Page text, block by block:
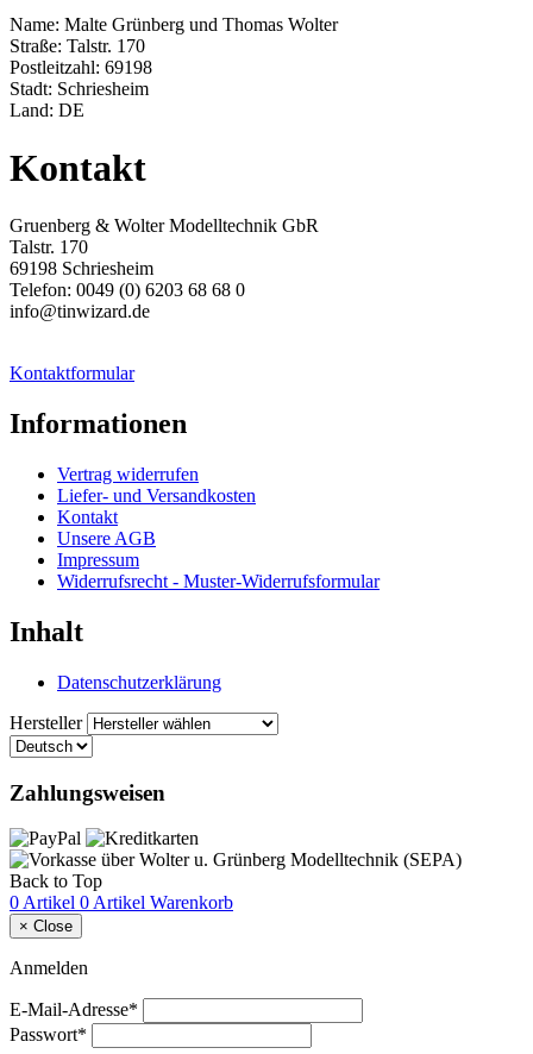
Name: Malte Grünberg und Thomas Wolter
Straße: Talstr. 170
Postleitzahl: 69198
Stadt: Schriesheim
Land: DE
Kontakt
Gruenberg & Wolter Modelltechnik GbR
Talstr. 170
69198 Schriesheim
Telefon: 0049 (0) 6203 68 68 0
info@tinwizard.de
Kontaktformular
Informationen
Vertrag widerrufen
Liefer- und Versandkosten
Kontakt
Unsere AGB
Impressum
Widerrufsrecht - Muster-Widerrufsformular
Inhalt
Datenschutzerklärung
Hersteller
Zahlungsweisen
Back to Top
0 Artikel 0 Artikel Warenkorb
× Close
Anmelden
E-Mail-Adresse*
Passwort*